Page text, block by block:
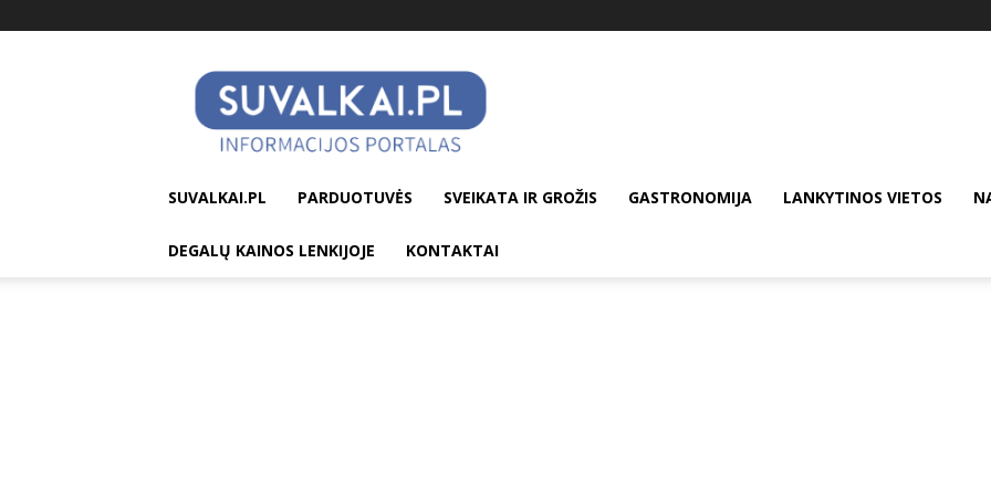
suvalkai.pl
SUVALKAI.PL PARDUOTUVĖS SVEIKATA IR GROŽIS GASTRONOMIJA LANKYTINOS VIETOS
DEGALŲ KAINOS LENKIJOJE KONTAKTAI